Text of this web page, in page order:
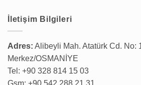
İletişim Bilgileri
Adres: Alibeyli Mah. Atatürk Cd. No:
Merkez/OSMANİYE
Tel: +90 328 814 15 03